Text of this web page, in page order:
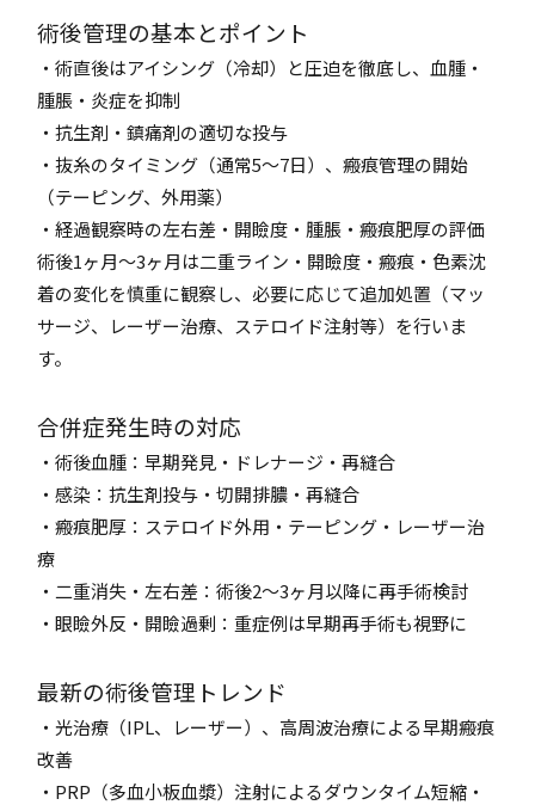
術後管理の基本とポイント
・術直後はアイシング（冷却）と圧迫を徹底し、血腫・
腫脹・炎症を抑制
・抗生剤・鎮痛剤の適切な投与
・抜糸のタイミング（通常5〜7日）、瘢痕管理の開始
（テーピング、外用薬）
・経過観察時の左右差・開瞼度・腫脹・瘢痕肥厚の評価
術後1ヶ月〜3ヶ月は二重ライン・開瞼度・瘢痕・色素沈
着の変化を慎重に観察し、必要に応じて追加処置（マッ
サージ、レーザー治療、ステロイド注射等）を行いま
す。
合併症発生時の対応
・術後血腫：早期発見・ドレナージ・再縫合
・感染：抗生剤投与・切開排膿・再縫合
・瘢痕肥厚：ステロイド外用・テーピング・レーザー治
療
・二重消失・左右差：術後2〜3ヶ月以降に再手術検討
・眼瞼外反・開瞼過剰：重症例は早期再手術も視野に
最新の術後管理トレンド
・光治療（IPL、レーザー）、高周波治療による早期瘢痕
改善
・PRP（多血小板血漿）注射によるダウンタイム短縮・